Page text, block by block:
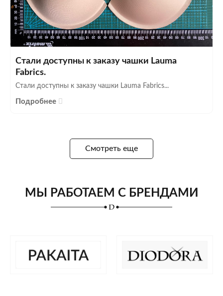
Стали доступны к заказу чашки Lauma
Fabrics.
Стали доступны к заказу чашки Lauma Fabrics...
Подробнее
Смотреть еще
МЫ РАБОТАЕМ С БРЕНДАМИ